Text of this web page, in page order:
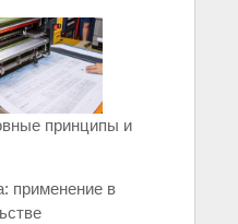
принципы и
применение в